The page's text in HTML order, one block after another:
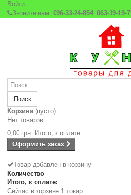
Войти
Звоните нам: 096-33-24-854, 063-19-
Поиск
Корзина (пусто)
Нет товаров
0,00 грн. Итого, к оплате:
Оформить заказ
Товар добавлен в корзину
Количество
Итого, к оплате:
Сейчас в корзине 1 товар.